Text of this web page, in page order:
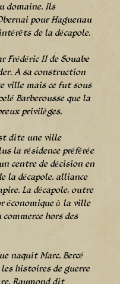
domaine. Ils
pour Haguenau
de la décapole.
Frédéric II de Souabe
A sa construction
ville mais ce fut sous
Barberousse que la
privilèges.
dite une ville
la résidence préférée
centre de décision en
la décapole, alliance
La décapole, outre
économique à la ville
hors des
naquit Marc. Bercé
histoires de guerre
Raymond dit